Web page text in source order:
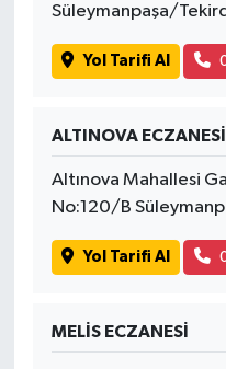
Süleymanpaşa/
Yol Tarifi Al
ALTINOVA ECZANESİ
Altınova Mahallesi
No:120/B
Yol Tarifi Al
MELİS ECZANESİ